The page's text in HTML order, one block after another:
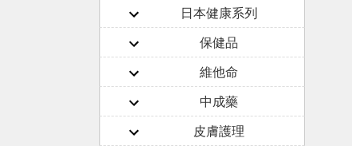
日本健康系列
保健品
維他命
中成藥
皮膚護理